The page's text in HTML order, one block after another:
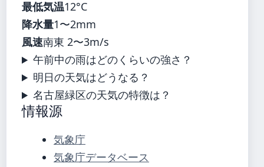
最低気温12°C
降水量1〜2mm
風速南東 2〜3m/s
午前中の雨はどのくらいの強さ？
明日の天気はどうなる？
名古屋緑区の天気の特徴は？
情報源
気象庁
気象庁データベース